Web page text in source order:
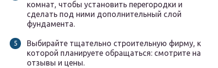
комнат, чтобы установить перегородки и
сделать под ними дополнительный слой
фундамента.
Выбирайте тщательно строительную фирму, к
которой планируете обращаться: смотрите на
отзывы и цены.